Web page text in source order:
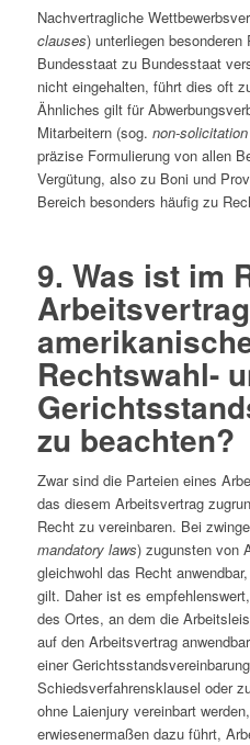
Nachvertragliche
clauses) unterliegen
Bundesstaat zu Bundesstaat
nicht eingehalten, führt dies oft
Ähnliches gilt für
Mitarbeitern (sog. non-
präzise Formulierung von allen
Vergütung, also zu Boni und
Bereich besonders häufig zu
9. Was ist im
Rechtswahl-
zu beachten?
Zwar sind die Parteien eines
das diesem Arbeitsvertrag
Recht zu vereinbaren. Bei
mandatory laws) zugunsten von
gleichwohl das Recht
gilt. Daher ist es
des Ortes, an dem die
auf den Arbeitsvertrag
einer
Schiedsverfahrensklausel oder
ohne Laienjury vereinbart
erwiesenermaßen dazu führt,